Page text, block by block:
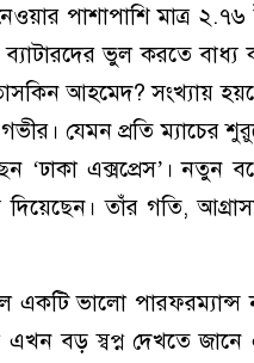
পাশাপাশি মাত্র
ব্যাটারদের ভুল করতে বাধ্য
তাসকিন আহমেদ? সংখ্যায়
যেমন প্রতি ম্যাচের
এক্সপ্রেস’। নতুন
তাঁর গতি,
একটি ভালো পারফরম্যান্স
বড় স্বপ্ন দেখতে জানে